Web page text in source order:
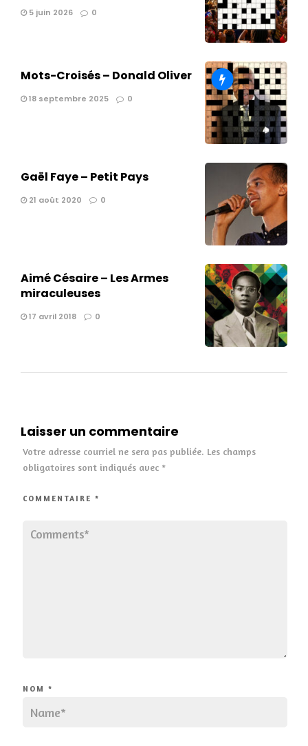
5 juin 2026 0
Mots-Croisés – Donald Oliver
18 septembre 2025 0
Gaël Faye – Petit Pays
21 août 2020 0
Aimé Césaire – Les Armes
miraculeuses
17 avril 2018 0
Laisser un commentaire
Votre adresse courriel ne sera pas publiée. Les champs
obligatoires sont indiqués avec *
COMMENTAIRE *
NOM *